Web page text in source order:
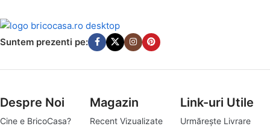
Suntem prezenti pe:
Despre Noi
Cine e BricoCasa?
Magazin
Recent Vizualizate
Link-uri Utile
Urmărește Livrare